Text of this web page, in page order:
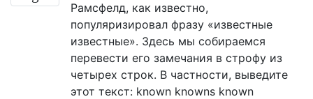
Рамсфелд, как известно,
популяризировал фразу «известные
известные». Здесь мы собираемся
перевести его замечания в строфу из
четырех строк. В частности, выведите
этот текст: known knowns known